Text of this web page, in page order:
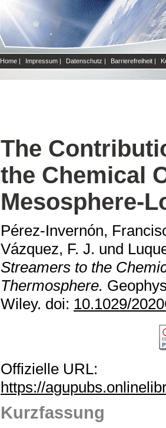
Home | Impressum | Datenschutz | Barrierefreiheit |
The
the Chemical
Mesosphere-
Pérez-Invernón,
Vázquez, F. J. und
Streamers to the
Thermosphere.
Wiley. doi: 10.1029/
Offizielle URL:
https://
Kurzfassung